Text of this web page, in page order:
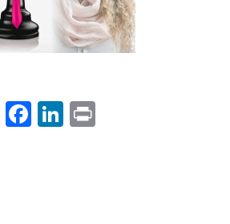
Facebook
LinkedIn